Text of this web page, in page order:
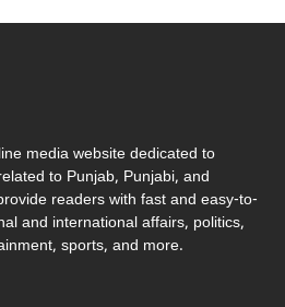
media website dedicated to
to Punjab, Punjabi, and
readers with fast and easy-to-
and international affairs, politics,
sports, and more.